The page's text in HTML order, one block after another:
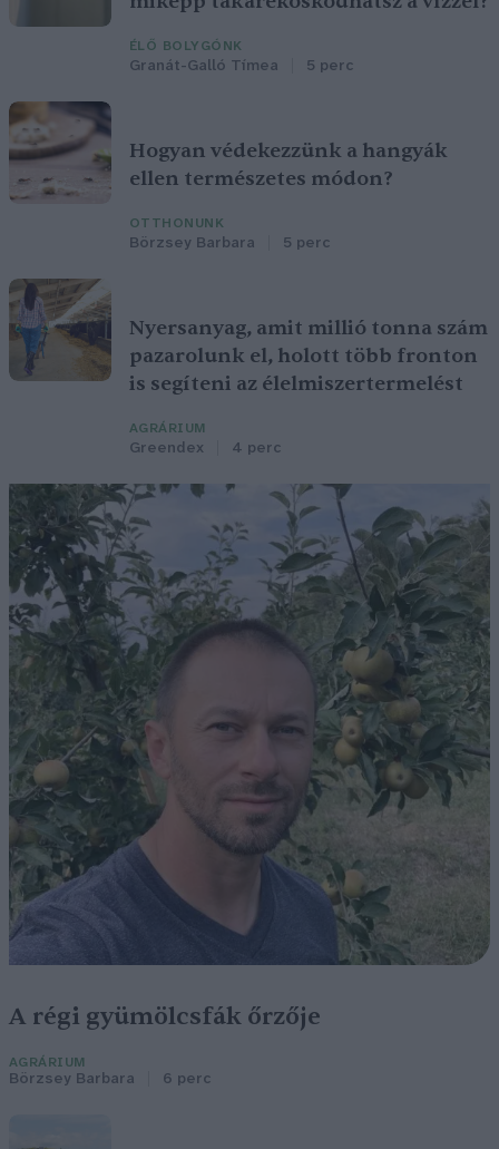
ÉLŐ BOLYGÓNK
Granát-Galló Tímea 5 perc
Hogyan védekezzünk a hangyák
ellen természetes módon?
OTTHONUNK
Börzsey Barbara 5 perc
Nyersanyag, amit millió tonna szám
pazarolunk el, holott több fronton
is segíteni az élelmiszertermelést
AGRÁRIUM
Greendex 4 perc
A régi gyümölcsfák őrzője
AGRÁRIUM
Börzsey Barbara 6 perc